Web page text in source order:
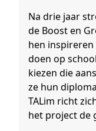
Na drie jaar
de Boost en
hen
doen op
kiezen die
ze hun
TALim richt
het project de